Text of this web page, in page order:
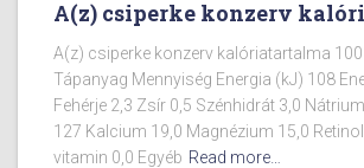
A(z) csiperke konzerv
A(z) csiperke konzerv kalóriatartalma
Tápanyag Mennyiség Energia (kJ) 108
Fehérje 2,3 Zsír 0,5 Szénhidrát 3,0
127 Kalcium 19,0 Magnézium 15,0
vitamin 0,0 Egyéb Read more…